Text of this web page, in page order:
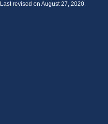
Last revised on August 27, 2020.